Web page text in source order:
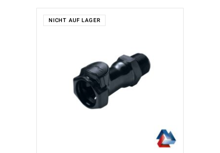
NICHT AUF LAGER
WEITERLESEN